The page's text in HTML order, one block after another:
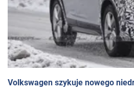
Volkswagen szykuje nowego